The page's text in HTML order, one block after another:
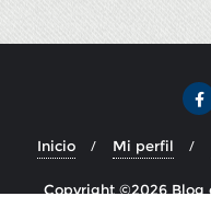
Inicio Mi perfil
Copyright ©2026 Blog